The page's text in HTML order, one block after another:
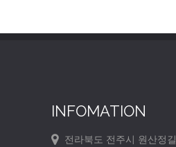
INFOMATION
전라북도 전주시 원산정길